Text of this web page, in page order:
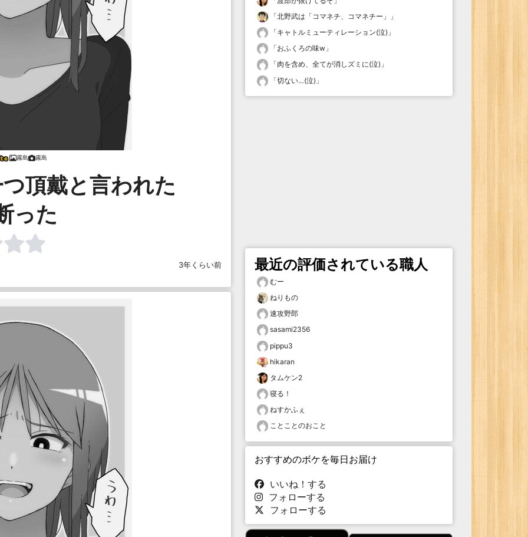
霧島 霧島
頂戴と言われた
った
3年くらい前
「北野武は「コマネチ、コマネチー」
」
「キャトルミューティレーション(泣) 」
「おふくろの味w 」
「肉を含め、全てが消しズミに(泣) 」
「切ない…(泣) 」
最近の評価されている職人
むー
ねりもの
速攻野郎
sasami2356
pippu3
hikaran
タムケン2
寝る！
ねすかふぇ
ことことのおこと
おすすめのボケを毎日お届け
いいね！する
フォローする
フォローする